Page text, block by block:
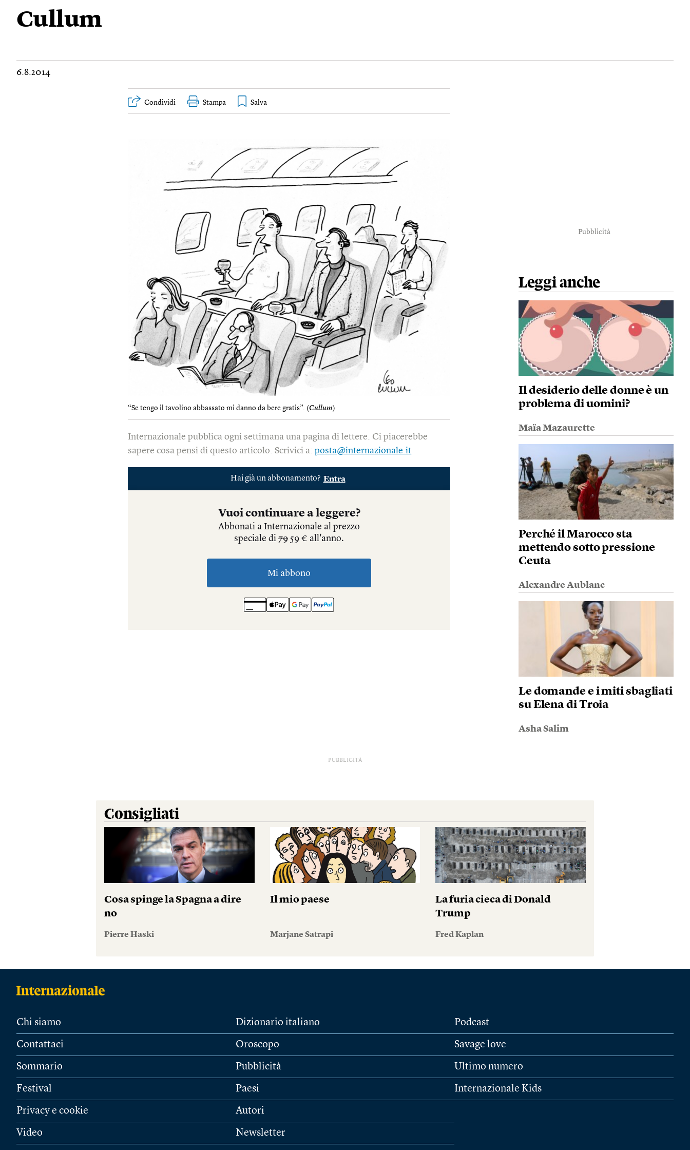
Cullum
6.8.2014
Condividi Stampa
“Se tengo il tavolino abbassato mi danno da bere gratis”. (Cullum)
Internazionale pubblica ogni settimana una pagina di lettere. Ci piacerebbe
sapere cosa pensi di questo articolo. Scrivici a:posta@internazionale.it
Pubblicità
Leggi anche
Il desiderio delle donne è un
problema di uomini?
Maïa Mazaurette
Perché il Marocco sta
mettendo sotto pressione
Ceuta
Alexandre Aublanc
Le domande e i miti sbagliati
su Elena di Troia
Asha Salim
PUBBLICITÀ
Consigliati
Cosa spinge la Spagna a dire
no
Pierre Haski
Il mio paese
Marjane Satrapi
La furia cieca di Donald
Trump
Fred Kaplan
Chi siamo
Contattaci
Sommario
Festival
Privacy e cookie
Video
Dizionario italiano
Oroscopo
Pubblicità
Paesi
Autori
Newsletter
Podcast
Savage love
Ultimo numero
Internazionale Kids